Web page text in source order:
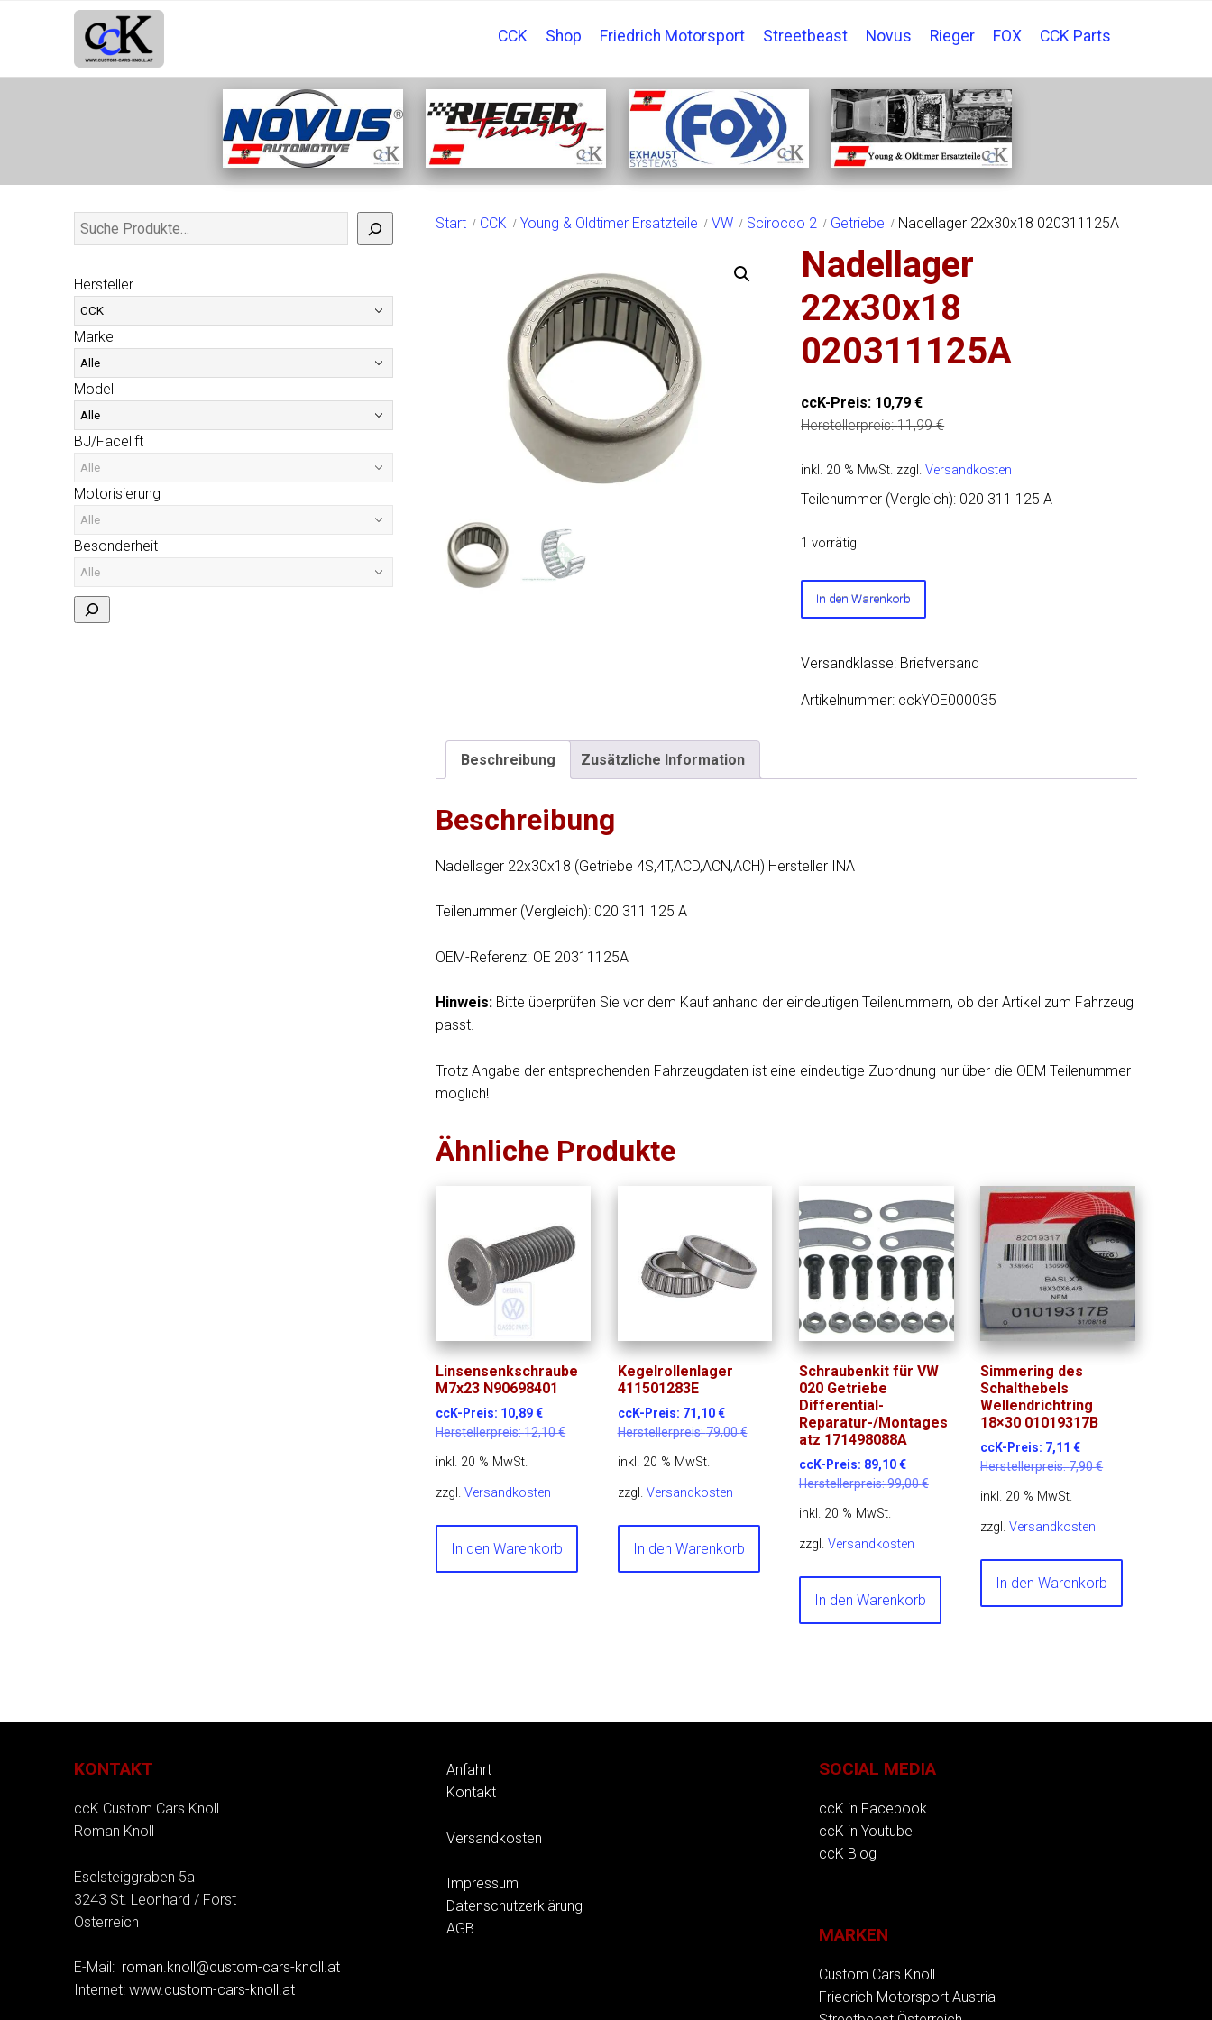
CCK Shop Friedrich Motorsport Streetbeast Novus Rieger FOX CCK Parts
SHOP
Start CCK Young & Oldtimer Ersatzteile VW Scirocco 2 Getriebe Nadellager 22x30x18 020311125A
Nadellager
22x30x18
020311125A
ccK-Preis: 10,79€
Herstellerpreis:11,99€
inkl. 20 % MwSt. zzgl.Versandkosten
Teilenummer (Vergleich): 020 311 125 A
1 vorrätig
Nadellager
22x30x18
In den Warenkorb
Versandklasse: Briefversand
Artikelnummer: cckYOE000035
Beschreibung Zusätzliche Information
Beschreibung
Nadellager 22x30x18 (Getriebe 4S,4T,ACD,ACN,ACH) Hersteller INA
Teilenummer (Vergleich): 020 311 125 A
OEM-Referenz: OE 20311125A
Hinweis: Bitte überprüfen Sie vor dem Kauf anhand der eindeutigen Teilenummern, ob der Artikel zum Fahrzeug
passt.
Trotz Angabe der entsprechenden Fahrzeugdaten ist eine eindeutige Zuordnung nur über die OEM Teilenummer
möglich!
Ähnliche Produkte
Linsensenkschraube
M7x23 N90698401
ccK-Preis: 10,89€
Herstellerpreis:12,10€
inkl. 20 % MwSt.
zzgl.Versandkosten
In den Warenkorb
Kegelrollenlager
411501283E
ccK-Preis: 71,10€
Herstellerpreis:79,00€
inkl. 20 % MwSt.
zzgl. Versandkosten
In den Warenkorb
Schraubenkit für VW
020 Getriebe
Differential-
Reparatur-/Montages
atz 171498088A
ccK-Preis: 89,10€
Herstellerpreis:99,00€
inkl. 20 % MwSt.
zzgl. Versandkosten
In den Warenkorb
Simmering des
Schalthebels
Wellendrichtring
18×30 01019317B
ccK-Preis: 7,11€
Herstellerpreis:7,90€
inkl. 20 % MwSt.
zzgl.Versandkosten
In den Warenkorb
Hersteller
Marke
Modell
BJ/Facelift
Motorisierung
Besonderheit
KONTAKT
ccK Custom Cars Knoll
Roman Knoll
Eselsteiggraben 5a
3243 St. Leonhard / Forst
Österreich
E-Mail: roman.knoll@custom-cars-knoll.at
Internet: www.custom-cars-knoll.at
Anfahrt
Kontakt
Versandkosten
Impressum
Datenschutzerklärung
AGB
SOCIAL MEDIA
ccK in Facebook
ccK in Youtube
ccK Blog
MARKEN
Custom Cars Knoll
Friedrich Motorsport Austria